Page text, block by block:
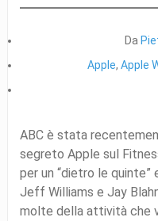
Da
Apple,Apple
ABC è stata
segreto Apple sul
per un “dietro le
Jeff Williams e Jay
molte della attività che